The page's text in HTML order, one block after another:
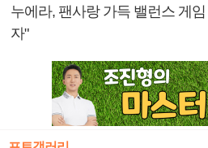
누에라, 팬사랑 가득 밸런스 게
자"